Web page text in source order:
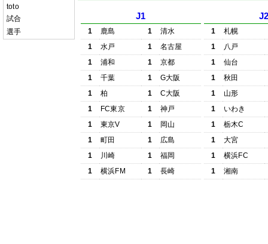
toto
試合
選手
J1
1 鹿島 1
清水
1
水戸 1
名古屋
1
浦和 1
京都
1
千葉 1
G大阪
1
柏 1
C大阪
1
FC東京 1
神戸
1
東京V 1
岡山
1
町田 1
広島
1
川崎 1
福岡
1
横浜FM 1 長崎
1
札幌
1
八戸
1
仙台
1
秋田
1
山形
1
いわき
1
栃木C
1
大宮
1
横浜FC
1
湘南